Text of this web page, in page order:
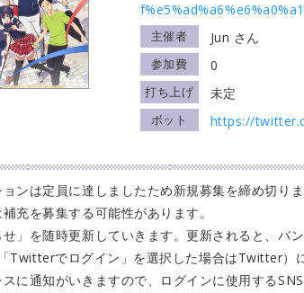
主催者 Jun さん
参加費 0
打ち上げ 未定
ボット
https://
ョンは定員に達しましたため新規募集を締め切り
充を募集する可能性があります。
せ」を随時更新していきます。更新されると、バ
Twitterでログイン」を選択した場合はTwitter）
に通知がいきますので、ログインに使用するSNS